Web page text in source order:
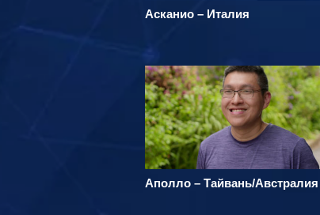
Асканио – Италия
Аполло – Тайвань/Австралия